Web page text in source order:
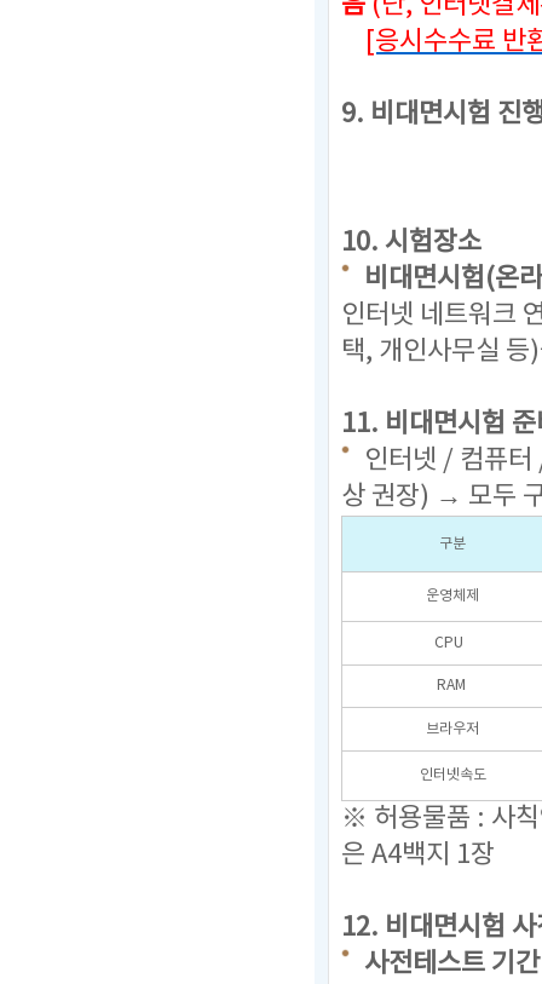
[응시수수료 반
9. 비대면시험 진
10. 시험장소
비대면시험(온
인터넷 네트워크
택, 개인사무실 등
11. 비대면시험
인터넷 / 컴퓨
상 권장) → 모두
구분
운영체제
CPU
RAM
브라우저
인터넷속도
※ 허용물품 : 사칙
은 A4백지 1장
12. 비대면시험
사전테스트 기